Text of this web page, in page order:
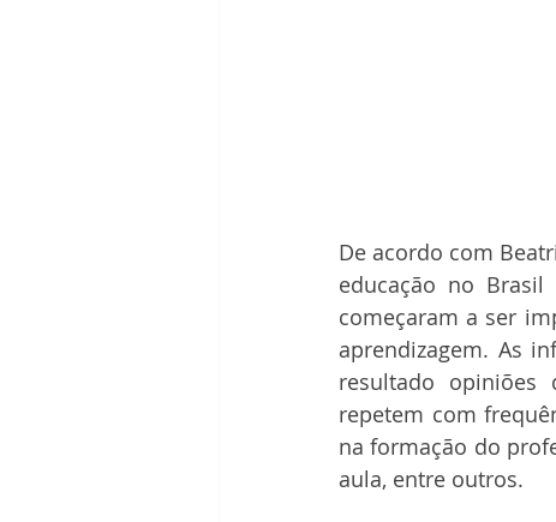
De acordo com
educação no
começaram a ser
aprendizagem. As
resultado opiniões
repetem com
na formação do
aula, entre outros.